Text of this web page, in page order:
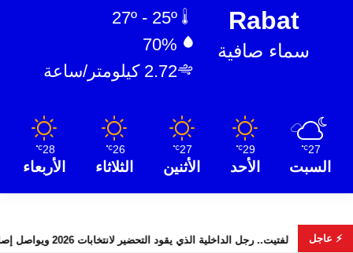
Rabat
سماء صافية
70%
2.72 كيلومتر/ساعة
27
℃
السبت
29
℃
الأحد
27
℃
الأثنين
26
℃
الثلاثاء
28
℃
الأربعاء
⚡ عاجل
تخطف الأضواء لفتيت.. رجل الداخلية الذي يقود التحضير لانتخابات 2026 ويواصل إصلاح الوزارة